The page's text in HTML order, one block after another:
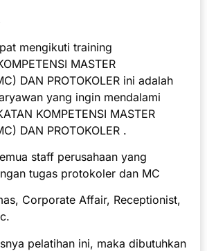
mengikuti training
MASTER
DAN PROTOKOLER ini adalah
yang ingin mendalami
KOMPETENSI MASTER
DAN PROTOKOLER .
staff perusahaan yang
tugas protokoler dan MC
Corporate Affair, Receptionist,
pelatihan ini, maka dibutuhkan